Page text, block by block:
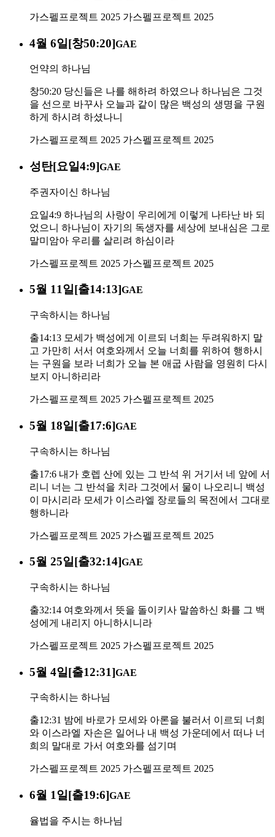
가스펠프로젝트 2025 가스펠프로젝트 2025
4월 6일[창50:20]GAE
언약의 하나님
창50:20 당신들은 나를 해하려 하였으나 하나님은 그것
을 선으로 바꾸사 오늘과 같이 많은 백성의 생명을 구원
하게 하시려 하셨나니
가스펠프로젝트 2025 가스펠프로젝트 2025
성탄[요일4:9]GAE
주권자이신 하나님
요일4:9 하나님의 사랑이 우리에게 이렇게 나타난 바 되
었으니 하나님이 자기의 독생자를 세상에 보내심은 그로
말미암아 우리를 살리려 하심이라
가스펠프로젝트 2025 가스펠프로젝트 2025
5월 11일[출14:13]GAE
구속하시는 하나님
출14:13 모세가 백성에게 이르되 너희는 두려워하지 말
고 가만히 서서 여호와께서 오늘 너희를 위하여 행하시
는 구원을 보라 너희가 오늘 본 애굽 사람을 영원히 다시
보지 아니하리라
가스펠프로젝트 2025 가스펠프로젝트 2025
5월 18일[출17:6]GAE
구속하시는 하나님
출17:6 내가 호렙 산에 있는 그 반석 위 거기서 네 앞에 서
리니 너는 그 반석을 치라 그것에서 물이 나오리니 백성
이 마시리라 모세가 이스라엘 장로들의 목전에서 그대로
행하니라
가스펠프로젝트 2025 가스펠프로젝트 2025
5월 25일[출32:14]GAE
구속하시는 하나님
출32:14 여호와께서 뜻을 돌이키사 말씀하신 화를 그 백
성에게 내리지 아니하시니라
가스펠프로젝트 2025 가스펠프로젝트 2025
5월 4일[출12:31]GAE
구속하시는 하나님
출12:31 밤에 바로가 모세와 아론을 불러서 이르되 너희
와 이스라엘 자손은 일어나 내 백성 가운데에서 떠나 너
희의 말대로 가서 여호와를 섬기며
가스펠프로젝트 2025 가스펠프로젝트 2025
6월 1일[출19:6]GAE
율법을 주시는 하나님